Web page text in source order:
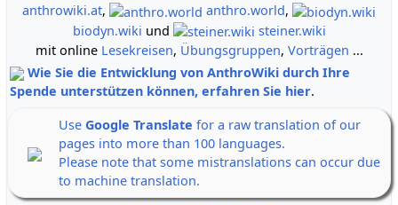
anthrowiki.at, anthro.world,
biodyn.wiki und
steiner.wiki
mit online Lesekreisen, Übungsgruppen, Vorträgen ...
Wie Sie die Entwicklung von AnthroWiki durch Ihre
Spende unterstützen können, erfahren Sie hier.
Use Google Translate for a raw translation of our
pages into more than 100 languages.
Please note that some mistranslations can occur due
to machine translation.